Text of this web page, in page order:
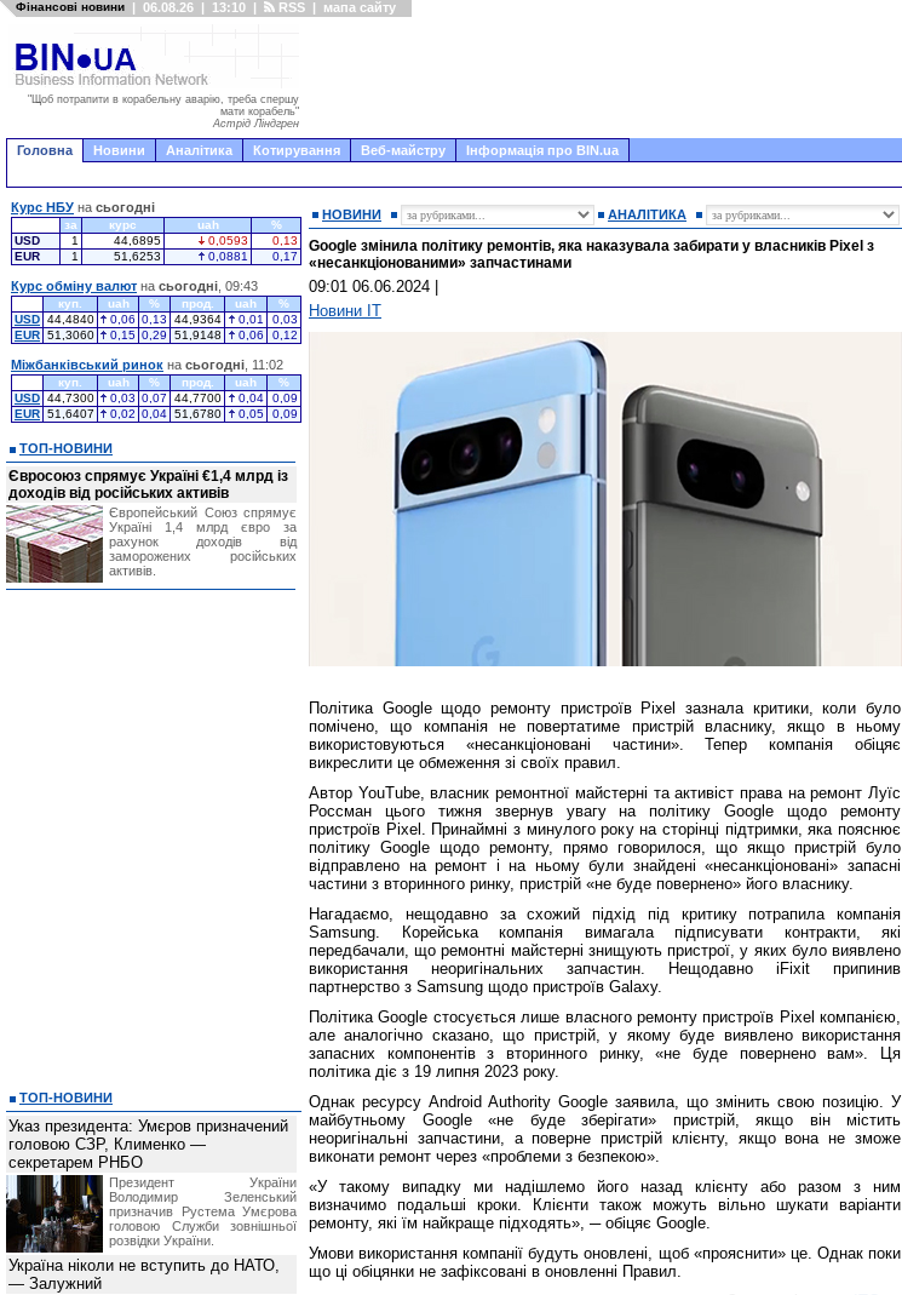
Фінансові новини | 06.08.26 | 13:10 | RSS | мапа сайту
"Щоб потрапити в корабельну аварію, треба спершу
мати корабель"
Астрід Ліндгрен
Головна Новини Аналітика Котирування Веб-майстру Інформація про BIN.ua
НОВИНИ АНАЛІТИКА
Google змінила політику ремонтів, яка наказувала забирати у власників Pixel з
«несанкціонованими» запчастинами
09:01 06.06.2024
Новини IT
Політика Google щодо ремонту пристроїв Pixel зазнала критики, коли було
помічено, що компанія не повертатиме пристрій власнику, якщо в ньому
використовуються «несанкціоновані частини». Тепер компанія обіцяє
викреслити це обмеження зі своїх правил.
Автор YouTube, власник ремонтної майстерні та активіст права на ремонт Луїс
Россман цього тижня звернув увагу на політику Google щодо ремонту
пристроїв Pixel. Принаймні з минулого року на сторінці підтримки, яка пояснює
політику Google щодо ремонту, прямо говорилося, що якщо пристрій було
відправлено на ремонт і на ньому були знайдені «несанкціоновані» запасні
частини з вторинного ринку, пристрій «не буде повернено» його власнику.
Нагадаємо, нещодавно за схожий підхід під критику потрапила компанія
Samsung. Корейська компанія вимагала підписувати контракти, які
передбачали, що ремонтні майстерні знищують пристрої, у яких було виявлено
використання неоригінальних запчастин. Нещодавно iFixit припинив
партнерство з Samsung щодо пристроїв Galaxy.
Політика Google стосується лише власного ремонту пристроїв Pixel компанією,
але аналогічно сказано, що пристрій, у якому буде виявлено використання
запасних компонентів з вторинного ринку, «не буде повернено вам». Ця
політика діє з 19 липня 2023 року.
Однак ресурсу Android Authority Google заявила, що змінить свою позицію. У
майбутньому Google «не буде зберігати» пристрій, якщо він містить
неоригінальні запчастини, а поверне пристрій клієнту, якщо вона не зможе
виконати ремонт через «проблеми з безпекою».
«У такому випадку ми надішлемо його назад клієнту або разом з ним
визначимо подальші кроки. Клієнти також можуть вільно шукати варіанти
ремонту, які їм найкраще підходять», ─ обіцяє Google.
Умови використання компанії будуть оновлені, щоб «прояснити» це. Однак поки
що ці обіцянки не зафіксовані в оновленні Правил.
Курс НБУ на сьогодні
за курс uah
%
USD
1 44,6895 0,0593
0,13
EUR
1 51,6253 0,0881 0,17
Курс обміну валют на сьогодні , 09:43
куп. uah % прод. uah
%
USD 44,4840 0,06 0,13 44,9364 0,01
0,03
EUR 51,3060 0,15 0,29 51,9148 0,06 0,12
Міжбанківський ринок на сьогодні , 11:02
куп. uah % прод. uah
%
USD 44,7300 0,03 0,07 44,7700 0,04
0,09
EUR 51,6407 0,02 0,04 51,6780 0,05 0,09
ТОП-НОВИНИ
Євросоюз спрямує Україні €1,4 млрд із
доходів від російських активів
Європейський Союз спрямує
Україні 1,4 млрд євро за
рахунок доходів від
заморожених російських
активів.
ТОП-НОВИНИ
Указ президента: Умєров призначений
головою СЗР, Клименко —
секретарем РНБО
Президент України
Володимир Зеленський
призначив Pустема Умєрова
головою Служби зовнішньої
розвідки України.
Україна ніколи не вступить до НАТО,
— Залужний